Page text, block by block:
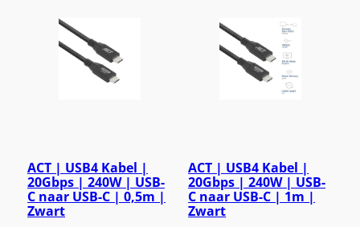
ACT | USB4 Kabel |
20Gbps | 240W | USB-
C naar USB-C | 0,5m |
Zwart
ACT | USB4 Kabel |
20Gbps | 240W | USB-
C naar USB-C | 1m |
Zwart